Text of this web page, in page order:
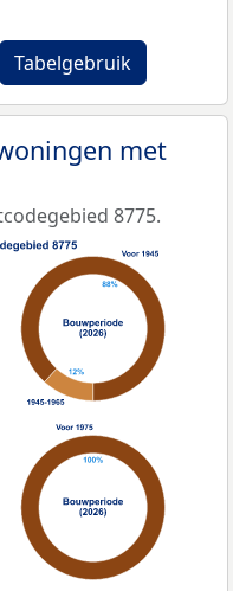
Tabelgebruik
met
8775.